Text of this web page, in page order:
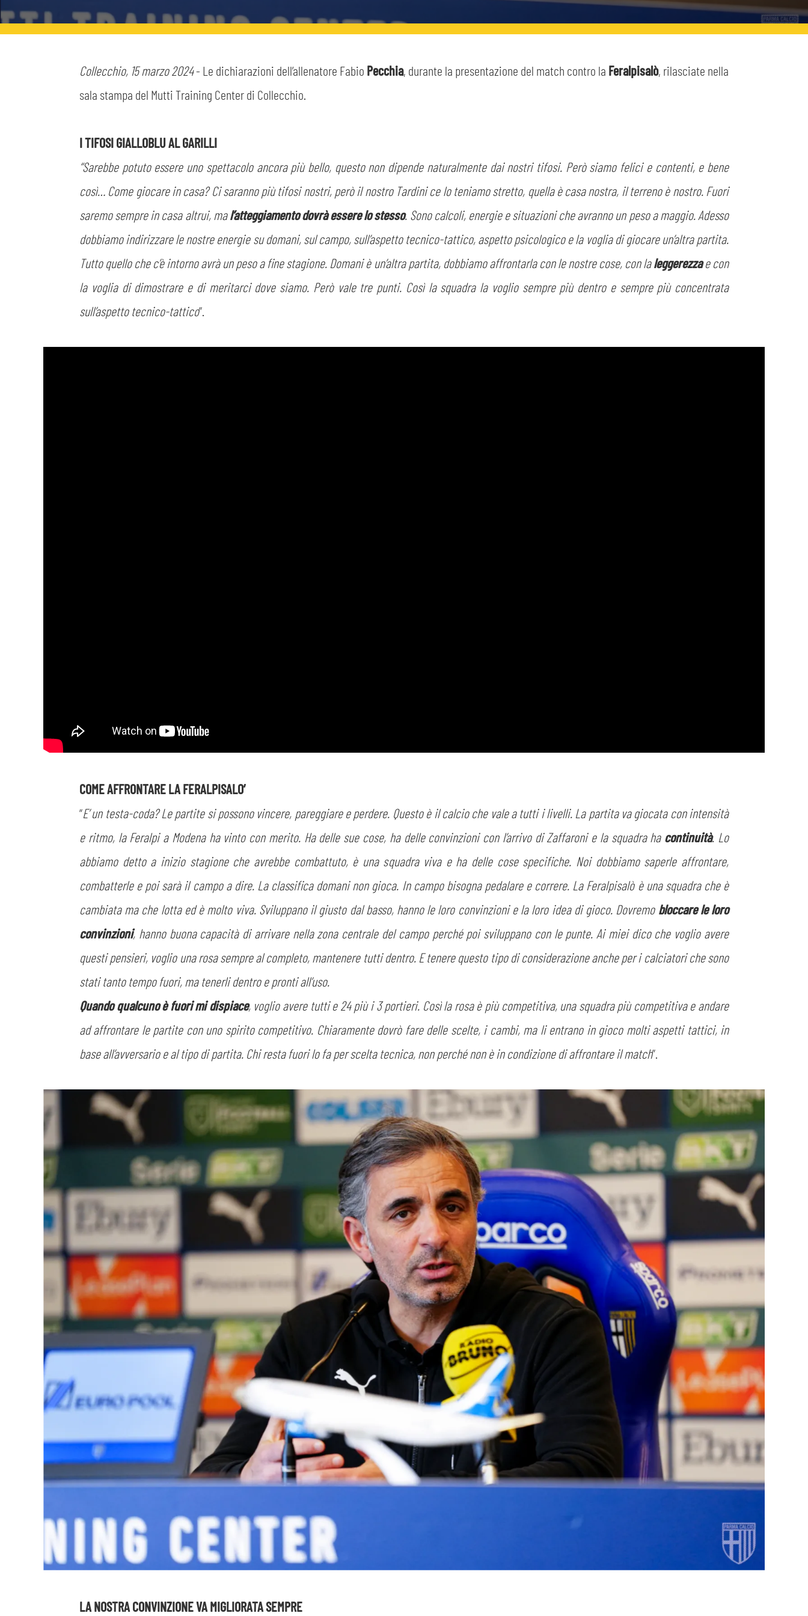
STORE
MUSEO
LAVORA CON NOI
INFORMATIVA FINANZIARIA
MEDIA
Collecchio, 15 marzo 2024- Le dichiarazioni dell’allenatore Fabio Pecchia, durante la presentazione del match contro la Feralpisalò, rilasciate nella
sala stampa del Mutti Training Center di Collecchio.
I TIFOSI GIALLOBLU AL GARILLI
“Sarebbe potuto essere uno spettacolo ancora più bello, questo non dipende naturalmente dai nostri tifosi. Però siamo felici e contenti, e bene
così… Come giocare in casa? Ci saranno più tifosi nostri, però il nostro Tardini ce lo teniamo stretto, quella è casa nostra, il terreno è nostro. Fuori
saremo sempre in casa altrui, mal’atteggiamento dovrà essere lo stesso. Sono calcoli, energie e situazioni che avranno un peso a maggio. Adesso
dobbiamo indirizzare le nostre energie su domani, sul campo, sull’aspetto tecnico-tattico, aspetto psicologico e la voglia di giocare un’altra partita.
Tutto quello che c’è intorno avrà un peso a fine stagione. Domani è un’altra partita, dobbiamo affrontarla con le nostre cose, con laleggerezzae con
la voglia di dimostrare e di meritarci dove siamo. Però vale tre punti. Così la squadra la voglio sempre più dentro e sempre più concentrata
sull’aspetto tecnico-tattico”.
COME AFFRONTARE LA FERALPISALO’
“E’ un testa-coda? Le partite si possono vincere, pareggiare e perdere. Questo è il calcio che vale a tutti i livelli. La partita va giocata con intensità
e ritmo, la Feralpi a Modena ha vinto con merito. Ha delle sue cose, ha delle convinzioni con l’arrivo di Zaffaroni e la squadra ha continuità. Lo
abbiamo detto a inizio stagione che avrebbe combattuto, è una squadra viva e ha delle cose specifiche. Noi dobbiamo saperle affrontare,
combatterle e poi sarà il campo a dire. La classifica domani non gioca. In campo bisogna pedalare e correre. La Feralpisalò è una squadra che è
cambiata ma che lotta ed è molto viva. Sviluppano il giusto dal basso, hanno le loro convinzioni e la loro idea di gioco. Dovremo bloccare le loro
convinzioni, hanno buona capacità di arrivare nella zona centrale del campo perché poi sviluppano con le punte. Ai miei dico che voglio avere
questi pensieri, voglio una rosa sempre al completo, mantenere tutti dentro. E tenere questo tipo di considerazione anche per i calciatori che sono
stati tanto tempo fuori, ma tenerli dentro e pronti all’uso.
Quando qualcuno è fuori mi dispiace, voglio avere tutti e 24 più i 3 portieri. Così la rosa è più competitiva, una squadra più competitiva e andare
ad affrontare le partite con uno spirito competitivo. Chiaramente dovrò fare delle scelte, i cambi, ma li entrano in gioco molti aspetti tattici, in
base all’avversario e al tipo di partita. Chi resta fuori lo fa per scelta tecnica, non perché non è in condizione di affrontare il match”.
LA NOSTRA CONVINZIONE VA MIGLIORATA SEMPRE
sempre abilitati